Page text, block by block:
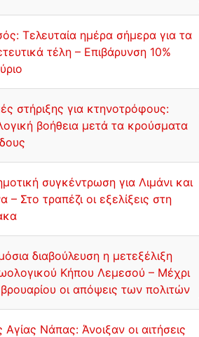
Τελευταία ημέρα σήμερα για τα
τέλη – Επιβάρυνση 10%
στήριξης για κτηνοτρόφους:
βοήθεια μετά τα κρούσματα
συγκέντρωση για Λιμάνι και
– Στο τραπέζι οι εξελίξεις στη
διαβούλευση η μετεξέλιξη
Κήπου Λεμεσού – Μέχρι
οι απόψεις των πολιτών
Νάπας: Άνοιξαν οι αιτήσεις